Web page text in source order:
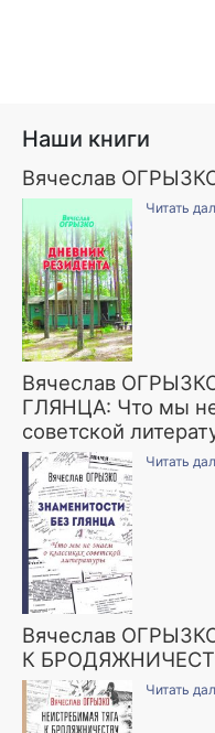
Наши книги
Вячеслав
Читать
Вячеслав
ГЛЯНЦА: Что мы
советской
Читать
Вячеслав
К
Читать